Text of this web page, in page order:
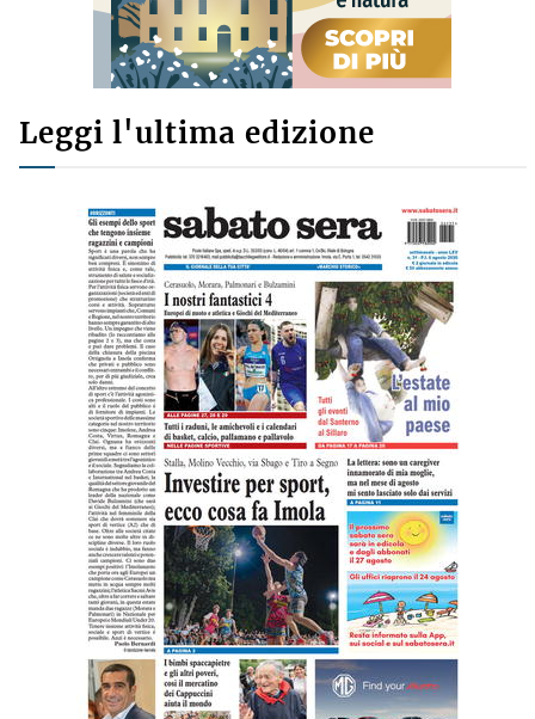
Leggi l'ultima edizione